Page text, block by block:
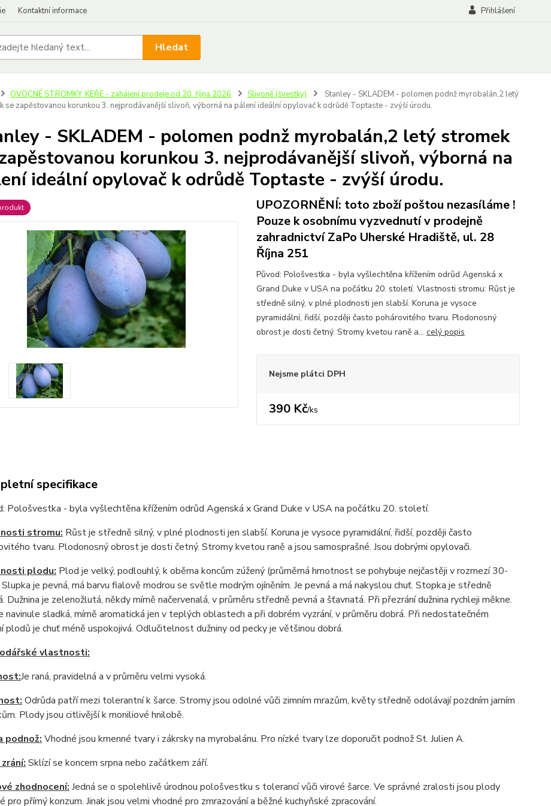
Kontaktní informace Přihlášení
Hledat
OVOCNÉ STROMKY, KEŘE - zahájení prodeje od 20. října 2026 Slivoně (švestky)
Stanley - SKLADEM - polomen podnž myrobalán,2 letý
se zapěstovanou korunkou 3. nejprodávanější slivoň, výborná na pálení ideální opylovač k odrůdě Toptaste - zvýší úrodu.
- SKLADEM - polomen podnž myrobalán,2 letý stromek
korunkou 3. nejprodávanější slivoň, výborná na
ideální opylovač k odrůdě Toptaste - zvýší úrodu.
UPOZORNĚNÍ: toto zboží poštou nezasíláme !
Pouze k osobnímu vyzvednutí v prodejně
zahradnictví ZaPo Uherské Hradiště, ul. 28
Října 251
Původ: Pološvestka - byla vyšlechtěna křížením odrůd Agenská x
Grand Duke v USA na počátku 20. století. Vlastnosti stromu: Růst je
středně silný, v plné plodnosti jen slabší. Koruna je vysoce
pyramidální, řidší, později často pohárovitého tvaru. Plodonosný
obrost je dosti četný. Stromy kvetou raně a... celý popis
Nejsme plátci DPH
390 Kč/ks
specifikace
Pološvestka - byla vyšlechtěna křížením odrůd Agenská x Grand Duke v USA na počátku 20. století.
stromu: Růst je středně silný, v plné plodnosti jen slabší. Koruna je vysoce pyramidální, řidší, později často
tvaru. Plodonosný obrost je dosti četný. Stromy kvetou raně a jsou samosprašné. Jsou dobrými opylovači.
plodu: Plod je velký, podlouhlý, k oběma koncům zúžený (průměrná hmotnost se pohybuje nejčastěji v rozmezí 30-
je pevná, má barvu fialově modrou se světle modrým ojíněním. Je pevná a má nakyslou chuť. Stopka je středně
Dužnina je zelenožlutá, někdy mírně načervenalá, v průměru středně pevná a šťavnatá. Při přezrání dužnina rychleji měkne.
navinule sladká, mírně aromatická jen v teplých oblastech a při dobrém vyzrání, v průměru dobrá. Při nedostatečném
plodů je chuť méně uspokojivá. Odlučitelnost dužniny od pecky je většinou dobrá.
vlastnosti:
Je raná, pravidelná a v průměru velmi vysoká.
Odrůda patří mezi tolerantní k šarce. Stromy jsou odolné vůči zimním mrazům, květy středně odolávají pozdním jarním
Plody jsou citlivější k moniliové hnilobě.
podnož: Vhodné jsou kmenné tvary i zákrsky na myrobalánu. Pro nízké tvary lze doporučit podnož St. Julien A.
Sklízí se koncem srpna nebo začátkem září.
zhodnocení: Jedná se o spolehlivě úrodnou pološvestku s tolerancí vůči virové šarce. Ve správné zralosti jsou plody
pro přímý konzum. Jinak jsou velmi vhodné pro zmrazování a běžné kuchyňské zpracování.